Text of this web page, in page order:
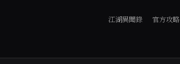
江湖異聞錄 官方攻略